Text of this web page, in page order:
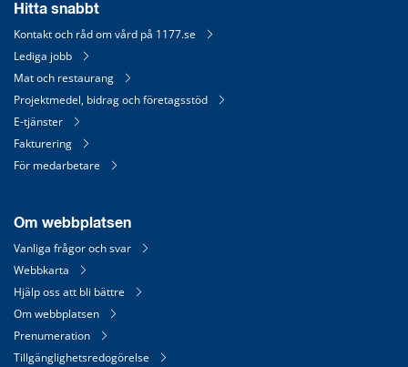
Hitta snabbt
Kontakt och råd om vård på 1177.se
Lediga jobb
Mat och restaurang
Projektmedel, bidrag och företagsstöd
E-tjänster
Fakturering
För medarbetare
Om webbplatsen
Vanliga frågor och svar
Webbkarta
Hjälp oss att bli bättre
Om webbplatsen
Prenumeration
Tillgänglighetsredogörelse